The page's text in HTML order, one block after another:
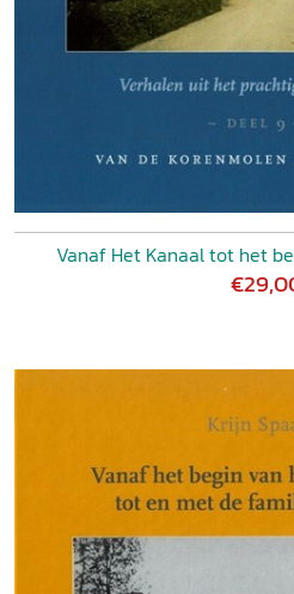
Vanaf Het Kanaal tot het